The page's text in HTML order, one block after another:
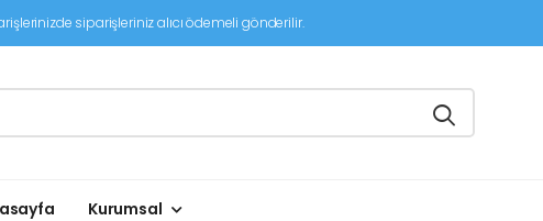
siparişleriniz alıcı ödemeli gönderilir.
Kurumsal